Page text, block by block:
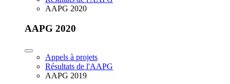
AAPG 2020
AAPG 2020
Appels à projets
Résultats de l'AAPG
AAPG 2019